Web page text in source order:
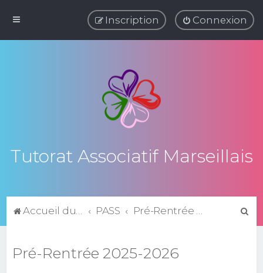
Connexion
Inscription
Tutorat Associatif Marseillais
Accueil du forum PASS Pré-Rentrée 2025-2026
Pré-Rentrée 2025-2026